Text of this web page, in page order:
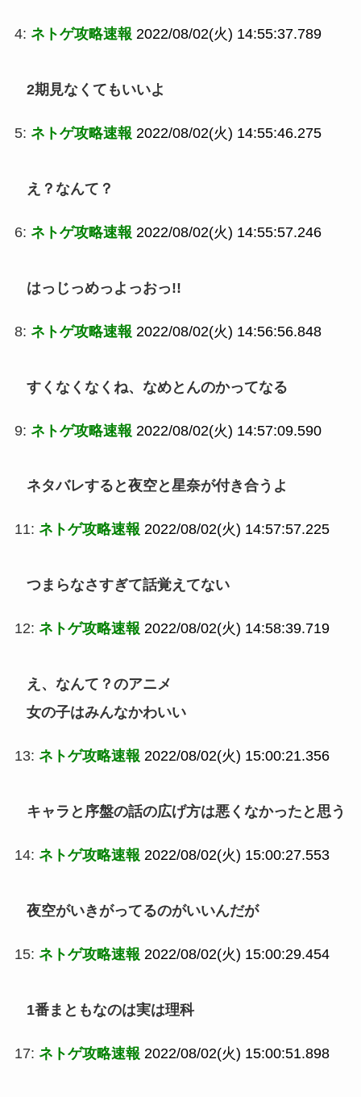
4: ネトゲ攻略速報 2022/08/02(火) 14:55:37.789
2期見なくてもいいよ
5: ネトゲ攻略速報 2022/08/02(火) 14:55:46.275
え？なんて？
6: ネトゲ攻略速報 2022/08/02(火) 14:55:57.246
はっじっめっよっおっ!!
8: ネトゲ攻略速報 2022/08/02(火) 14:56:56.848
すくなくなくね、なめとんのかってなる
9: ネトゲ攻略速報 2022/08/02(火) 14:57:09.590
ネタバレすると夜空と星奈が付き合うよ
11: ネトゲ攻略速報 2022/08/02(火) 14:57:57.225
つまらなさすぎて話覚えてない
12: ネトゲ攻略速報 2022/08/02(火) 14:58:39.719
え、なんて？のアニメ
女の子はみんなかわいい
13: ネトゲ攻略速報 2022/08/02(火) 15:00:21.356
キャラと序盤の話の広げ方は悪くなかったと思う
14: ネトゲ攻略速報 2022/08/02(火) 15:00:27.553
夜空がいきがってるのがいいんだが
15: ネトゲ攻略速報 2022/08/02(火) 15:00:29.454
1番まともなのは実は理科
17: ネトゲ攻略速報 2022/08/02(火) 15:00:51.898